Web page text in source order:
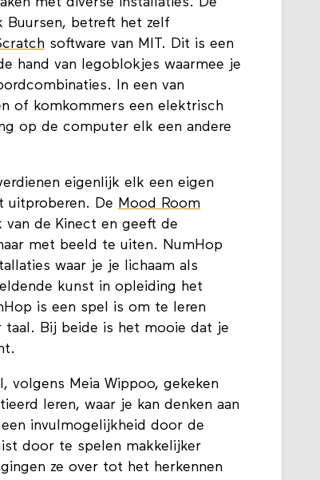
met diverse installaties. De
Buursen, betreft het zelf
software van MIT. Dit is een
hand van legoblokjes waarmee je
In een van
of komkommers een elektrisch
op de computer elk een andere
eigenlijk elk een eigen
uitproberen. De Mood Room
van de Kinect en geeft de
met beeld te uiten. NumHop
waar je je lichaam als
kunst in opleiding het
is een spel is om te leren
taal. Bij beide is het mooie dat je
volgens Meia Wippoo, gekeken
leren, waar je kan denken aan
invulmogelijkheid door de
door te spelen makkelijker
ze over tot het herkennen